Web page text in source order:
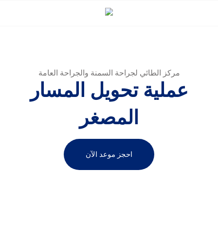
مركز الطائي لجراحة السمنة والجراحة العامة
عملية تحويل المسار
المصغر
احجز موعد الآن